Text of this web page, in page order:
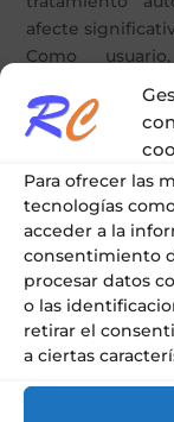
Para ofrecer las
tecnologías
acceder a la
consentimiento
procesar datos
o las
retirar el
a ciertas
afecte
Como
retirada del
tratamiento
También tiene
ante la
haberse visto
protección de
INFORMACIÓN
MEDIDAS DE
Los datos
confidencial.